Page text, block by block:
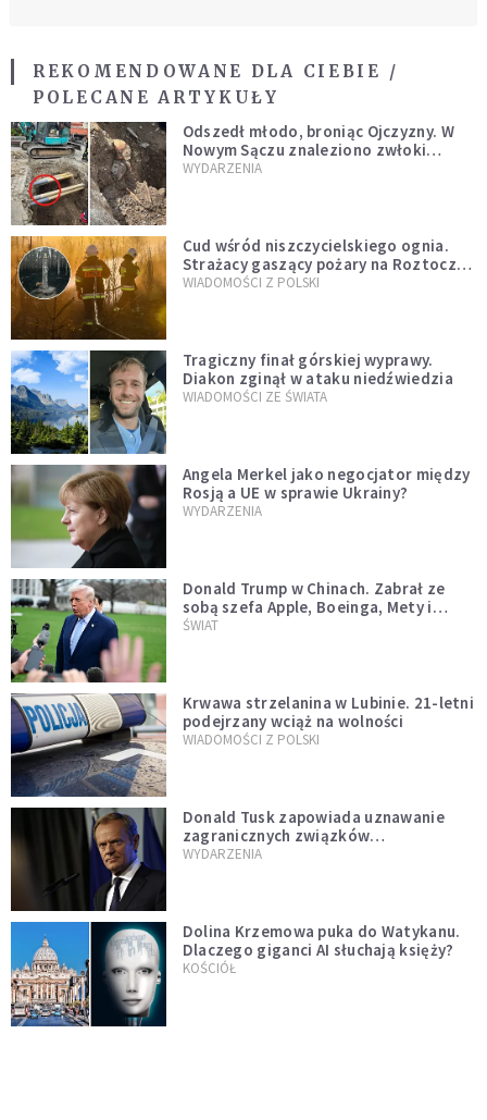
REKOMENDOWANE DLA CIEBIE /
POLECANE ARTYKUŁY
Odszedł młodo, broniąc Ojczyzny. W
Nowym Sączu znaleziono zwłoki
mężczyzny z czasów potopu
WYDARZENIA
Cud wśród niszczycielskiego ognia.
Strażacy gaszący pożary na Roztoczu
opublikowali niezwykłe zdjęcie
WIADOMOŚCI Z POLSKI
Tragiczny finał górskiej wyprawy.
Diakon zginął w ataku niedźwiedzia
WIADOMOŚCI ZE ŚWIATA
Angela Merkel jako negocjator między
Rosją a UE w sprawie Ukrainy?
WYDARZENIA
Donald Trump w Chinach. Zabrał ze
sobą szefa Apple, Boeinga, Mety i
Muska
ŚWIAT
Krwawa strzelanina w Lubinie. 21-letni
podejrzany wciąż na wolności
WIADOMOŚCI Z POLSKI
Donald Tusk zapowiada uznawanie
zagranicznych związków
jednopłciowych. "Państwo oblało ten
WYDARZENIA
Dolina Krzemowa puka do Watykanu.
Dlaczego giganci AI słuchają księży?
KOŚCIÓŁ